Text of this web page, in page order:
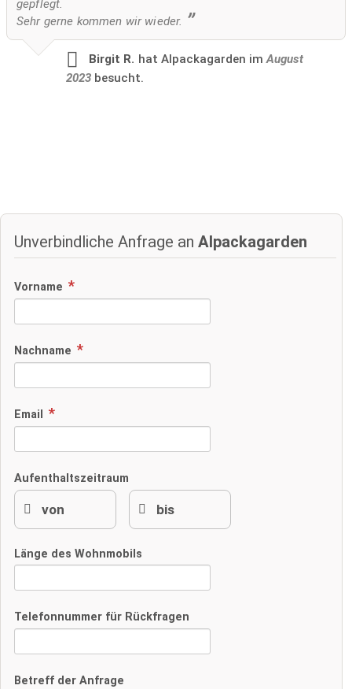
gepflegt.
Sehr gerne kommen wir wieder.
Birgit R. hat Alpackagarden im August
2023 besucht.
Unverbindliche Anfrage an Alpackagarden
Vorname
Nachname
Email
Aufenthaltszeitraum
Länge des Wohnmobils
Telefonnummer für Rückfragen
Betreff der Anfrage